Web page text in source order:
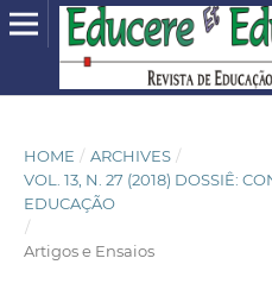
HOME / ARCHIVES /
VOL. 13, N. 27 (2018) DOSSIÊ:
EDUCAÇÃO
/
Artigos e Ensaios